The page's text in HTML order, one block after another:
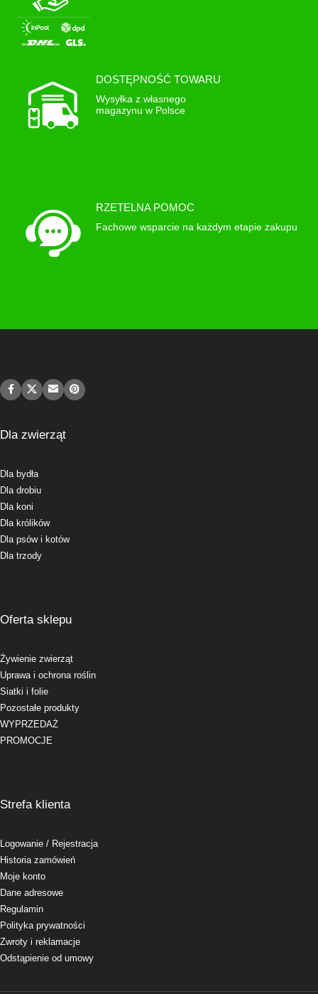
DOSTĘPNOŚĆ TOWARU
Wysyłka z własnego
magazynu w Polsce
RZETELNA POMOC
Fachowe wsparcie na każdym etapie zakupu
Dla zwierząt
Dla bydła
Dla drobiu
Dla koni
Dla królików
Dla psów i kotów
Dla trzody
Oferta sklepu
Żywienie zwierząt
Uprawa i ochrona roślin
Siatki i folie
Pozostałe produkty
WYPRZEDAŻ
PROMOCJE
Strefa klienta
Logowanie / Rejestracja
Historia zamówień
Moje konto
Dane adresowe
Regulamin
Polityka prywatności
Zwroty i reklamacje
Odstąpienie od umowy